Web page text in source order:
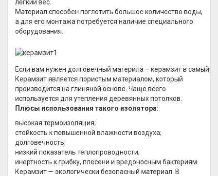
лёгкий вес.
Материал способен поглотить большое количество воды,
а для его монтажа потребуется наличие специального
оборудования.
Если вам нужен долговечный материла – керамзит в самый
Керамзит является пористым материалом, который
производится на глиняной основе. Чаще всего
используется для утепления деревянных потолков.
Плюсы использования такого изолятора:
высокая термоизоляция;
стойкость к повышенной влажности воздуха;
долговечность;
низкий показатель теплопроводности;
инертность к грибку, плесени и вредоносным бактериям.
Керамзит — экологически безопасный материал. В